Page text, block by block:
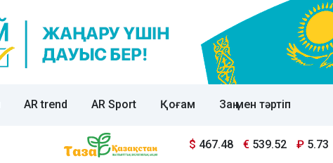
AR trend AR Sport Қоғам Заң мен тәртіп
$ 467.48 € 539.52 ₽ 5.73